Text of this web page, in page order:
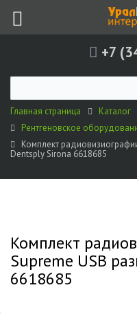
+7
Главная страница Каталог
Рентгеновское
Комплект
Dentsply Sirona 6618685
Комплект
Supreme USB
6618685